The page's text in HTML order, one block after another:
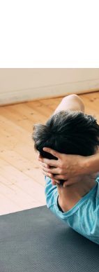
トピック
TBS
お知らせ
イベント・
YouTube
会社情報